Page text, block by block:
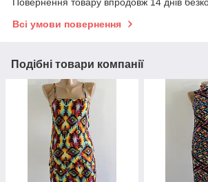
Повернення товару впродовж 14 днів
Всі умови повернення
Подібні товари компанії